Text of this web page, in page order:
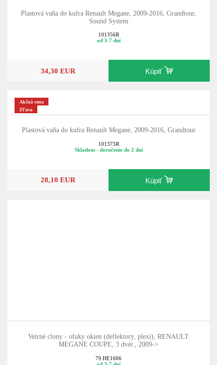
Plastová vaňa do kufra Renault Megane, 2009-2016, Grandtour,
Sound System
101356R
od 3-7 dní
34,30 EUR Kúpiť
Akčná cena
Zľava
Plastová vaňa do kufra Renault Megane, 2009-2016, Grandtour
101375R
Skladom - doručenie do 2 dní
28,10 EUR Kúpiť
Vetrné clony - ofuky okien (deflektory, plexi), RENAULT
MEGANE COUPE, 3 dvér., 2009->
79.HE1606
od 3-7 dní